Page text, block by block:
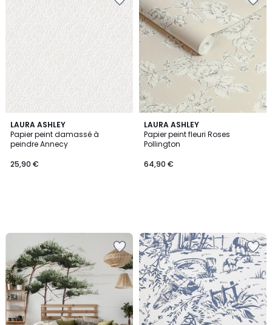
LAURA ASHLEY
Papier peint damassé à
peindre Annecy
25,90 €
LAURA ASHLEY
Papier peint fleuri Roses
Pollington
64,90 €